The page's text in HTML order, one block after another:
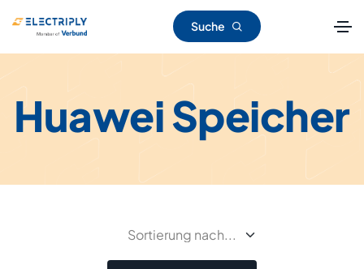
Suche
Huawei Speicher